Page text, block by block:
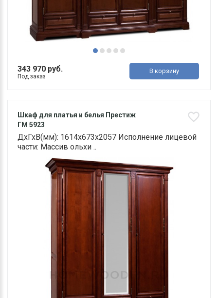
343 970 руб.
Под заказ
В корзину
Шкаф для платья и белья Престиж
ГМ 5923
ДхГхВ(мм): 1614х673х2057 Исполнение лицевой
части: Массив ольхи ..